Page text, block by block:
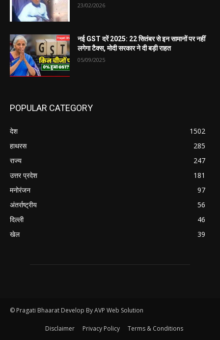
23/02/2026
नई GST दरें 2025: 22 सितंबर से इन सामानों पर नहीं
लगेगा टैक्स, मोदी सरकार ने दी बड़ी राहत
05/09/2025
POPULAR CATEGORY
देश
1502
हाथरस
285
राज्य
247
उत्तर प्रदेश
181
मनोरंजन
97
अंतर्राष्ट्रीय
56
दिल्ली
46
खेल
39
© Pragati Bhaarat Develop By AVP Web Solution
Disclaimer Privacy Policy Terms & Conditions